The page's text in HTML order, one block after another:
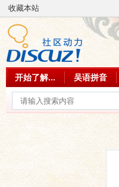
收藏本站
开始了解... 吴语拼音